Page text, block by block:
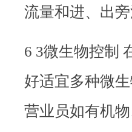
流量和进、出
6 3微生物控制
好适宜多种微
营业员如有机